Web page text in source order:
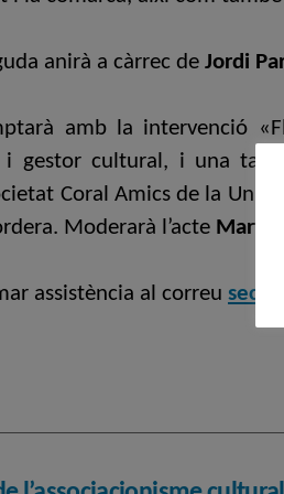
anirà a càrrec de Jordi
amb la intervenció
i gestor cultural, i una
Coral Amics de la Unió,
Moderarà l’acte Marta
assistència al correu